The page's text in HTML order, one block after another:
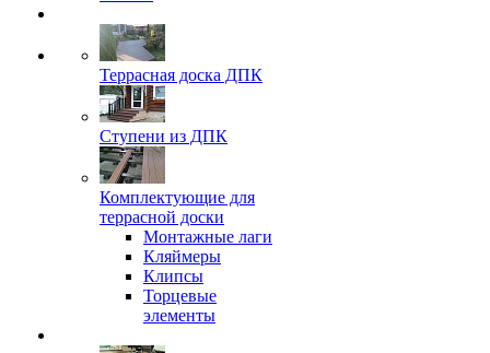
Террасная доска ДПК
Ступени из ДПК
Комплектующие для
террасной доски
Монтажные лаги
Кляймеры
Клипсы
Торцевые
элементы